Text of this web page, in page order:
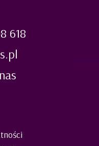
618